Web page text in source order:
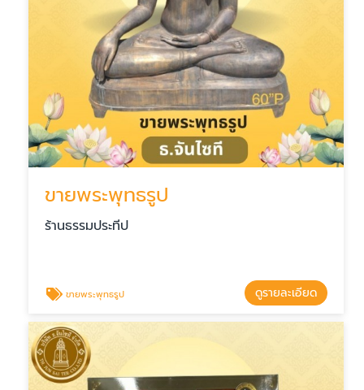
ขายพระพุทธรูป
ร้านธรรมประทีป
ขายพระพุทธรูป ดูรายละเอียด